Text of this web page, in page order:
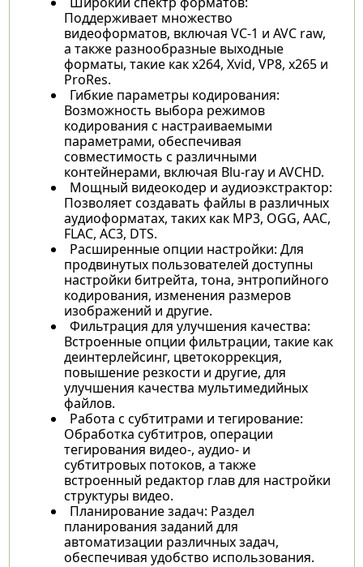
Поддерживает множество
видеоформатов, включая VC-1 и AVC raw,
а также разнообразные выходные
форматы, такие как x264, Xvid, VP8, x265 и
ProRes.
Гибкие параметры кодирования:
Возможность выбора режимов
кодирования с настраиваемыми
параметрами, обеспечивая
совместимость с различными
контейнерами, включая Blu-ray и AVCHD.
Мощный видеокодер и аудиоэкстрактор:
Позволяет создавать файлы в различных
аудиоформатах, таких как MP3, OGG, AAC,
FLAC, AC3, DTS.
Расширенные опции настройки: Для
продвинутых пользователей доступны
настройки битрейта, тона, энтропийного
кодирования, изменения размеров
изображений и другие.
Фильтрация для улучшения качества:
Встроенные опции фильтрации, такие как
деинтерлейсинг, цветокоррекция,
повышение резкости и другие, для
улучшения качества мультимедийных
файлов.
Работа с субтитрами и тегирование:
Обработка субтитров, операции
тегирования видео-, аудио- и
субтитровых потоков, а также
встроенный редактор глав для настройки
структуры видео.
Планирование задач: Раздел
планирования заданий для
автоматизации различных задач,
обеспечивая удобство использования.